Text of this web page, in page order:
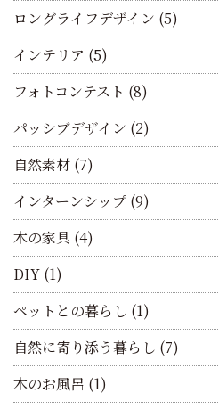
ロングライフデザイン (5)
インテリア (5)
フォトコンテスト (8)
パッシブデザイン (2)
自然素材 (7)
インターンシップ (9)
木の家具 (4)
DIY (1)
ペットとの暮らし (1)
自然に寄り添う暮らし (7)
木のお風呂 (1)